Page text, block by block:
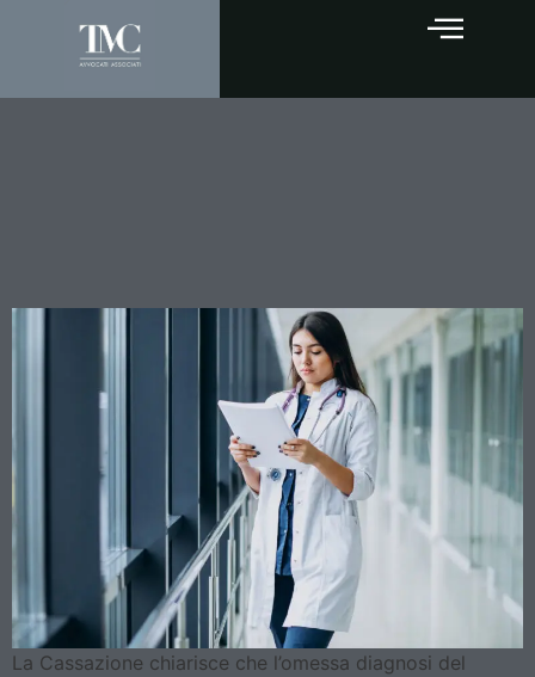
La Cassazione chiarisce che l’omessa diagnosi del